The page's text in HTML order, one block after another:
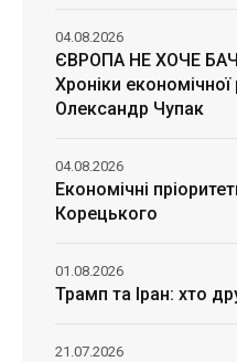
ЄВРОПА НЕ ХОЧЕ
Хроніки економічної
Олександр Чупак
04.08.2026
Економічні
Корецького
04.08.2026
Трамп та Іран: хто
01.08.2026
21.07.2026